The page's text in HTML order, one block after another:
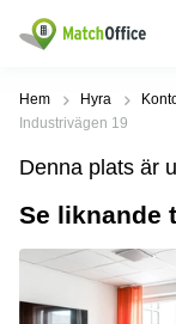
Hyra / hyra ut
Kategorier
Kontor
Kontorshotell
Coworking
space
Populära
Städer
Stockholm
Göteborg
Malmö
Populära
sökningar
Kontorshotell
Stockholm
Hyra lokal
Stockholm
Hjälp
Om oss
Bli hyresvärd
Hem Hyra
Industrivägen 19
Denna plats är
Se liknande